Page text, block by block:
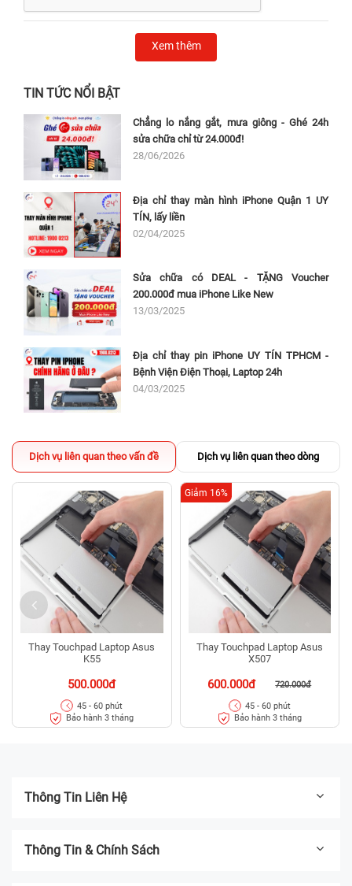
Xem thêm
TIN TỨC NỔI BẬT
Chẳng lo nắng gắt, mưa giông - Ghé 24h
sửa chữa chỉ từ 24.000đ!
28/06/2026
Địa chỉ thay màn hình iPhone Quận 1 UY
TÍN, lấy liền
02/04/2025
Sửa chữa có DEAL - TẶNG Voucher
200.000đ mua iPhone Like New
13/03/2025
Địa chỉ thay pin iPhone UY TÍN TPHCM -
Bệnh Viện Điện Thoại, Laptop 24h
04/03/2025
Dịch vụ liên quan theo vấn đề Dịch vụ liên quan theo dòng
Thay Touchpad Laptop Asus
K55
500.000đ
45 - 60 phút
Bảo hành 3 tháng
Thay Touchpad Laptop Asus
X507
600.000đ 720.000đ
Giảm 16%
45 - 60 phút
Bảo hành 3 tháng
Thông Tin Liên Hệ
Thông Tin & Chính Sách